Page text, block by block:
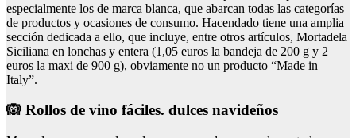
especialmente los de marca blanca, que abarcan todas las categorías
de productos y ocasiones de consumo. Hacendado tiene una amplia
sección dedicada a ello, que incluye, entre otros artículos, Mortadela
Siciliana en lonchas y entera (1,05 euros la bandeja de 200 g y 2
euros la maxi de 900 g), obviamente no un producto “Made in
Italy”.
🙉 Rollos de vino fáciles. dulces navideños